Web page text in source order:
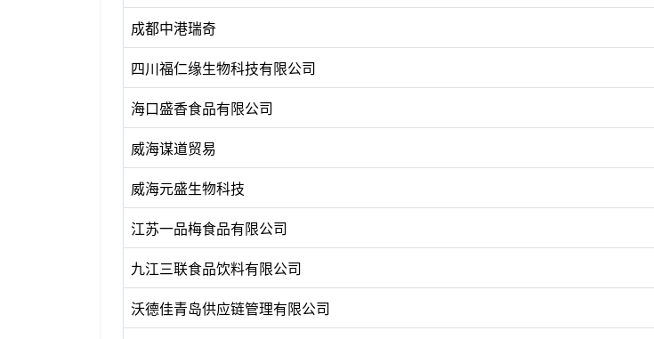
成都中港瑞奇
四川福仁缘生物科技有限公司
海口盛香食品有限公司
威海谋道贸易
威海元盛生物科技
江苏一品梅食品有限公司
九江三联食品饮料有限公司
沃德佳青岛供应链管理有限公司